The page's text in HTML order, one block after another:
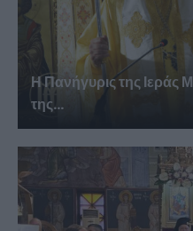
Η Πανήγυρις της Ιεράς
της...